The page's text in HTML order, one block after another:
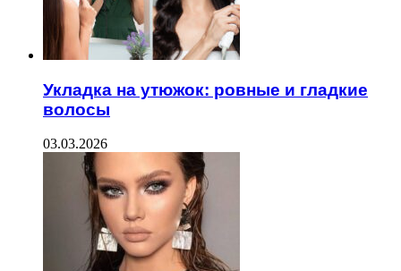
Укладка на утюжок: ровные и гладкие
волосы
03.03.2026